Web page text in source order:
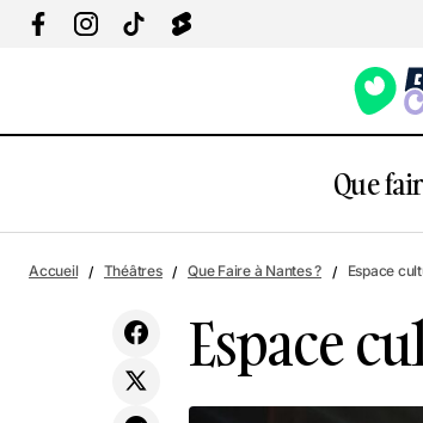
Que
Parc des Naudières
Accueil Théâtres Que Faire à Nantes ? Espace
Espace